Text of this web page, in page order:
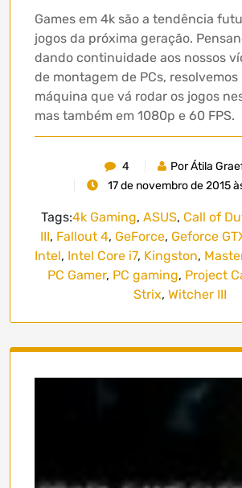
Games em 4k são a tendência
jogos da próxima geração.
dando continuidade aos nossos
de montagem de PCs,
máquina que vá rodar os jogos
mas também em 1080p e 60 FPS.
4
Por Átila
17 de novembro de 2015
Tags:4k Gaming, ASUS, Call of
III, Fallout 4, GeForce, Geforce
Intel, Intel Core i7, Kingston,
PC Gamer, PC gaming, Project
Strix, Witcher III